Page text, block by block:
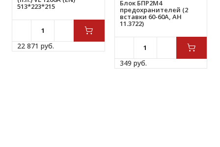
513*223*215
22 871 руб.
Блок БПР2М4
предохранителей (2
вставки 60-60А, АН
11.3722)
349 руб.